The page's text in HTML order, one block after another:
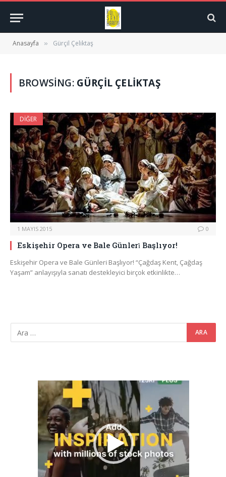
Anasayfa » Gürçil Çeliktaş
BROWSING: GÜRÇIL ÇELIKTAŞ
DIĞER
1 MAYIS 2015 0
Eskişehir Opera ve Bale Günleri̇ Başlıyor!
Eskişehir Opera ve Bale Günleri̇ Başlıyor! “Çağdaş Kent, Çağdaş
Yaşam” anlayışıyla sanatı destekleyici birçok etkinlikte…
Video
oynatıcı